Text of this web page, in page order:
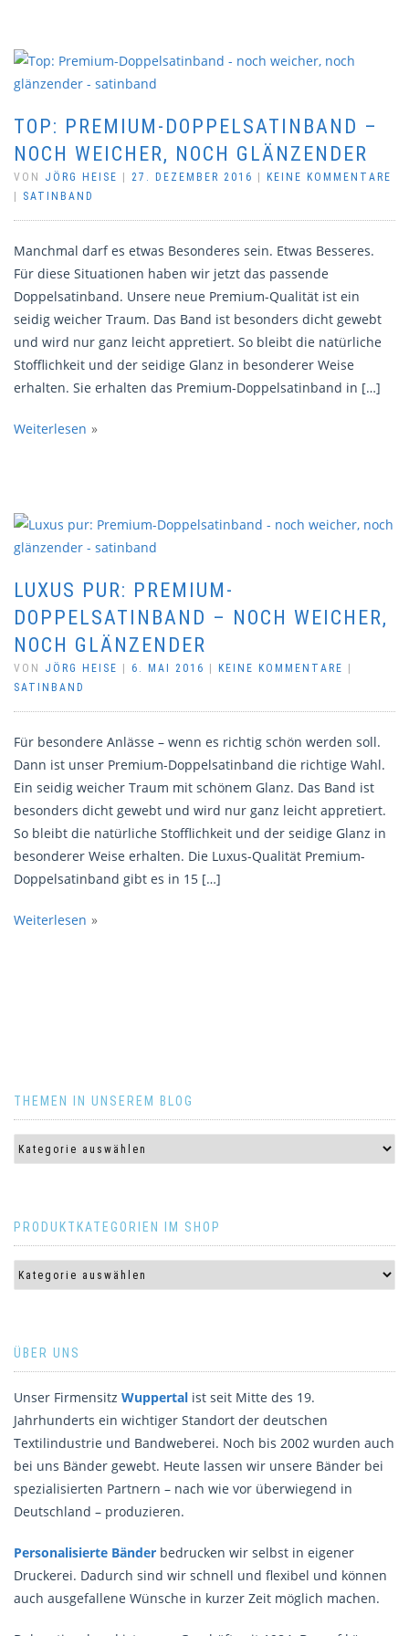
TOP: PREMIUM-DOPPELSATINBAND –
NOCH WEICHER, NOCH GLÄNZENDER
VON JÖRG HEISE 27. DEZEMBER 2016
KEINE KOMMENTARE
SATINBAND
Manchmal darf es etwas Besonderes sein. Etwas Besseres.
Für diese Situationen haben wir jetzt das passende
Doppelsatinband. Unsere neue Premium-Qualität ist ein
seidig weicher Traum. Das Band ist besonders dicht gewebt
und wird nur ganz leicht appretiert. So bleibt die natürliche
Stofflichkeit und der seidige Glanz in besonderer Weise
erhalten. Sie erhalten das Premium-Doppelsatinband in […]
Weiterlesen
LUXUS PUR: PREMIUM-
DOPPELSATINBAND – NOCH WEICHER,
NOCH GLÄNZENDER
VON JÖRG HEISE 6. MAI 2016 KEINE KOMMENTARE
SATINBAND
Für besondere Anlässe – wenn es richtig schön werden soll.
Dann ist unser Premium-Doppelsatinband die richtige Wahl.
Ein seidig weicher Traum mit schönem Glanz. Das Band ist
besonders dicht gewebt und wird nur ganz leicht appretiert.
So bleibt die natürliche Stofflichkeit und der seidige Glanz in
besonderer Weise erhalten. Die Luxus-Qualität Premium-
Doppelsatinband gibt es in 15 […]
Weiterlesen
THEMEN IN UNSEREM BLOG
PRODUKTKATEGORIEN IM SHOP
ÜBER UNS
Unser Firmensitz Wuppertal ist seit Mitte des 19.
Jahrhunderts ein wichtiger Standort der deutschen
Textilindustrie und Bandweberei. Noch bis 2002 wurden auch
bei uns Bänder gewebt. Heute lassen wir unsere Bänder bei
spezialisierten Partnern – nach wie vor überwiegend in
Deutschland – produzieren.
Personalisierte Bänder bedrucken wir selbst in eigener
Druckerei. Dadurch sind wir schnell und flexibel und können
auch ausgefallene Wünsche in kurzer Zeit möglich machen.